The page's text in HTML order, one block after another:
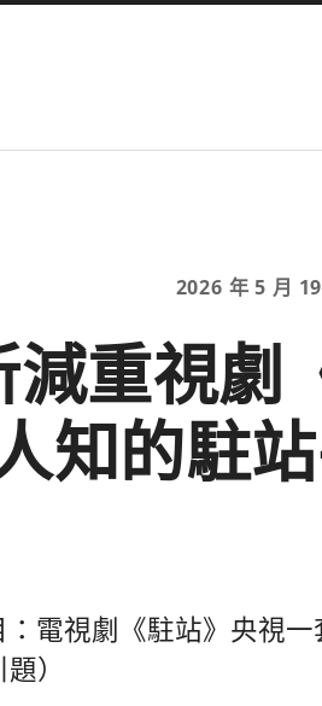
2026 年 5 月
減重視劇
知的駐
：電視劇《駐站》央視
）